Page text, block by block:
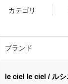
カテゴリ
ブランド
le ciel le ciel ル